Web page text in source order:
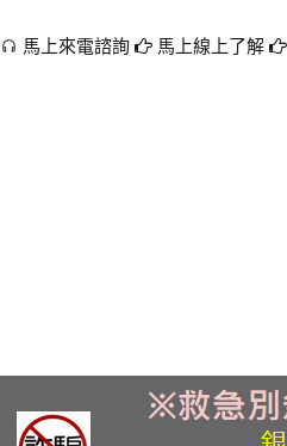
馬上來電諮詢 馬上線上了解